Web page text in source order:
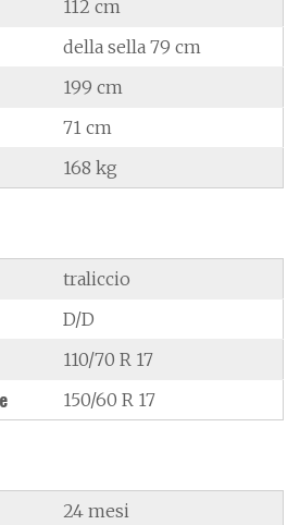
112 cm
della sella 79 cm
199 cm
71 cm
168 kg
traliccio
D/D
110/70 R 17
150/60 R 17
24 mesi